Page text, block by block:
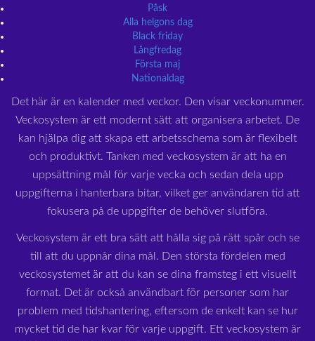
Påsk
Alla helgons dag
Black friday
Långfredag
Första maj
Nationaldag
Det här är en kalender med veckor. Den visar veckonummer.
Veckosystem är ett modernt sätt att organisera arbetet. De
kan hjälpa dig att skapa ett arbetsschema som är flexibelt
och produktivt. Tanken med veckosystem är att ha en
uppsättning mål för varje vecka och sedan dela upp
uppgifterna i hanterbara bitar, vilket ger användaren tid att
fokusera på de uppgifter de behöver slutföra.
Veckosystem är ett bra sätt att hålla sig på rätt spår och se
till att du uppnår dina mål. Den största fördelen med
veckosystemet är att du kan se dina framsteg i ett visuellt
format. Det är också användbart för personer som har
problem med tidshantering, eftersom de enkelt kan se hur
mycket tid de har kvar för varje uppgift. Ett veckosystem är